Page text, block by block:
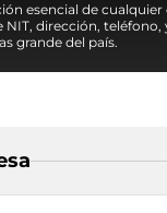
esencial de
dirección, teléfono,
grande del país.